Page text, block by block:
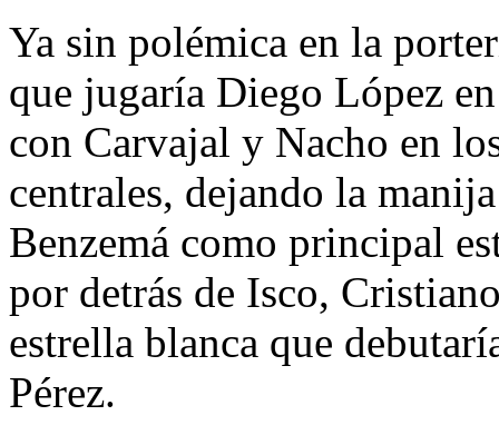
Ya sin polémica en la
que jugaría Diego López
con Carvajal y Nacho en
centrales, dejando la
Benzemá como principal
por detrás de Isco,
estrella blanca que
Pérez.